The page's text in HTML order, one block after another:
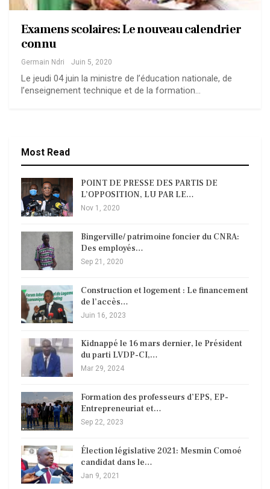
Examens scolaires: Le nouveau calendrier
connu
Germain Ndri Juin 5, 2020
Le jeudi 04 juin la ministre de l’éducation nationale, de
l’enseignement technique et de la formation…
Most Read
POINT DE PRESSE DES PARTIS DE
L’OPPOSITION, LU PAR LE…
Nov 1, 2020
Bingerville/ patrimoine foncier du CNRA:
Des employés…
Sep 21, 2020
Construction et logement : Le financement
de l’accès…
Juin 16, 2023
Kidnappé le 16 mars dernier, le Président
du parti LVDP-CI,…
Mar 29, 2024
Formation des professeurs d’EPS, EP-
Entrepreneuriat et…
Sep 22, 2023
Élection législative 2021: Mesmin Comoé
candidat dans le…
Jan 9, 2021